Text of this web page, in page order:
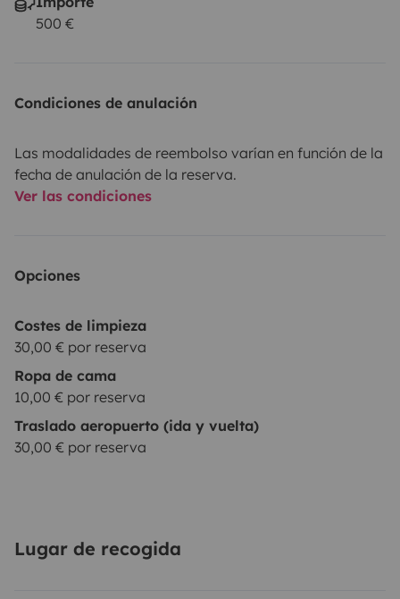
500 €
Condiciones de anulación
Las modalidades de reembolso varían en función de la
fecha de anulación de la reserva.
Ver las condiciones
Opciones
Costes de limpieza
30,00 € por reserva
Ropa de cama
10,00 € por reserva
Traslado aeropuerto (ida y vuelta)
30,00 € por reserva
Lugar de recogida